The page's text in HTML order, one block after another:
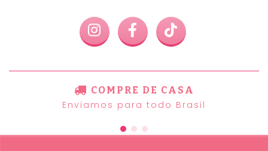
COMPRE DE CASA
Enviamos para todo Brasil